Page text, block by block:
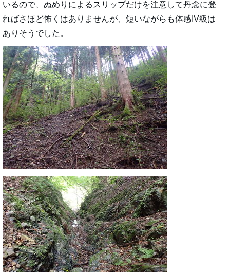
いるので、ぬめりによるスリップだけを注意して丹念に登
ればさほど怖くはありませんが、短いながらも体感IV級は
ありそうでした。